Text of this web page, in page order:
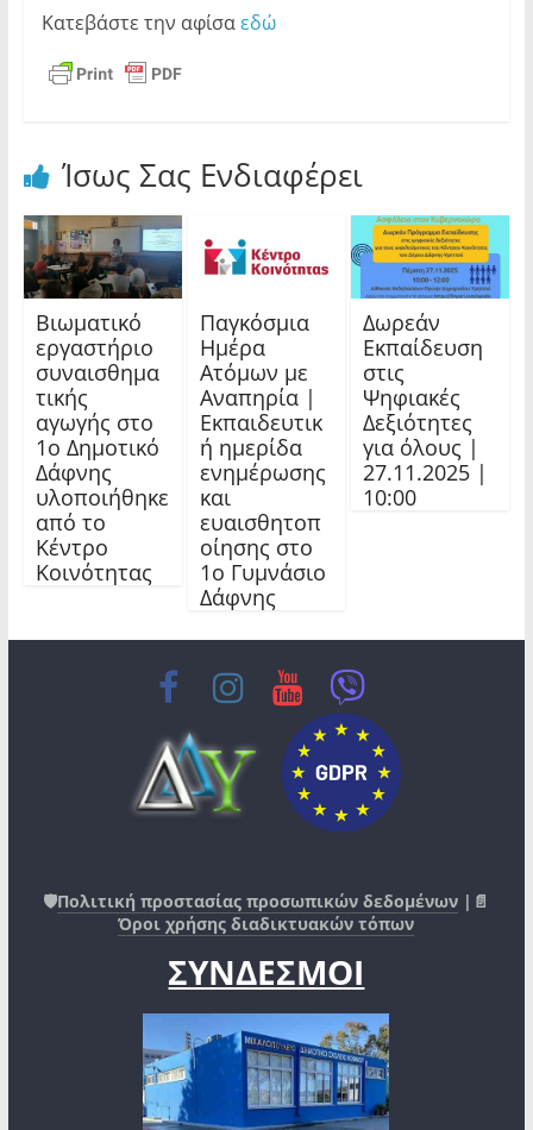
Κατεβάστε την αφίσαεδώ
Ίσως Σας Ενδιαφέρει
Βιωματικό
εργαστήριο
συναισθημα
τικής
αγωγής στο
1ο Δημοτικό
Δάφνης
υλοποιήθηκε
από το
Κέντρο
Κοινότητας
Παγκόσμια
Ημέρα
Ατόμων με
Αναπηρία |
Εκπαιδευτικ
ή ημερίδα
ενημέρωσης
και
ευαισθητοπ
οίησης στο
1ο Γυμνάσιο
Δάφνης
Δωρεάν
Εκπαίδευση
στις
Ψηφιακές
Δεξιότητες
για όλους |
27.11.2025 |
10:00
🛡️Πολιτική προστασίας προσωπικών δεδομένων |📄
Όροι χρήσης διαδικτυακών τόπων
ΣΥΝΔΕΣΜΟΙ